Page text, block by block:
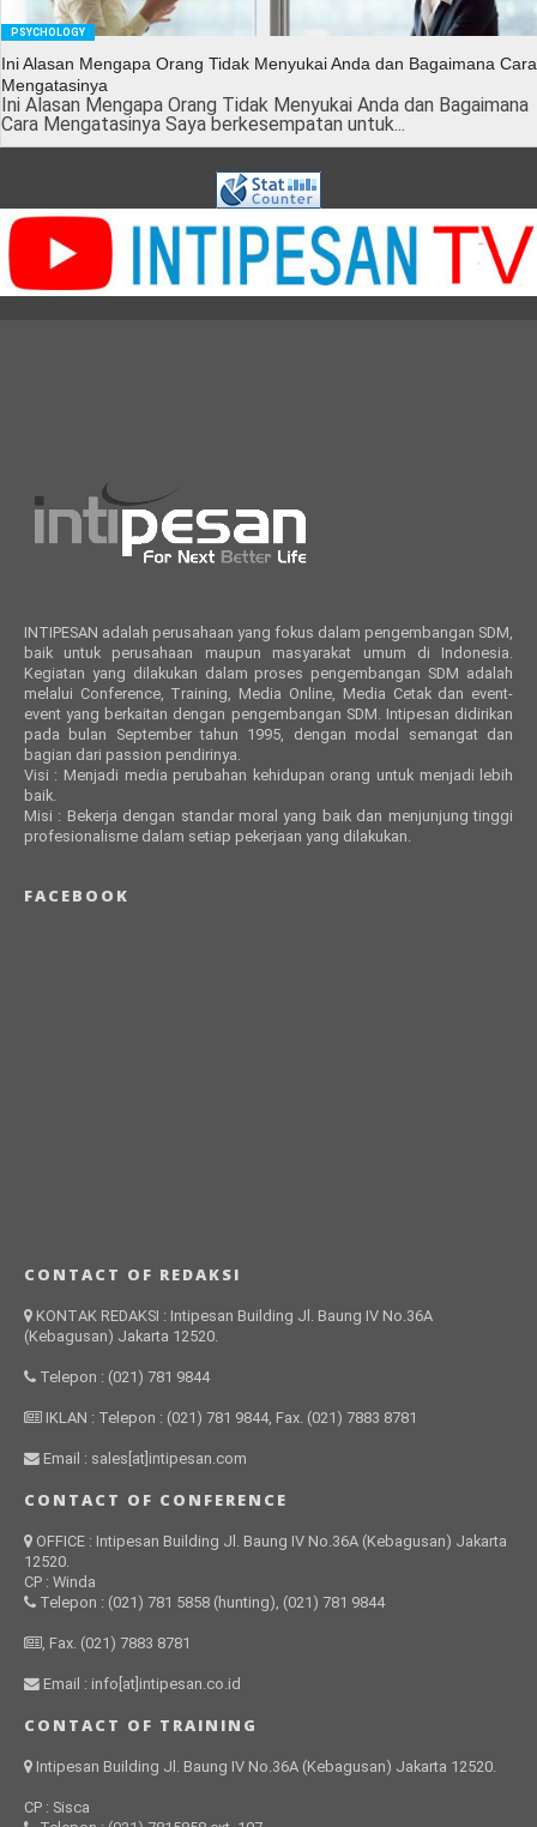
PSYCHOLOGY
Ini Alasan Mengapa Orang Tidak Menyukai Anda dan Bagaimana Cara
Mengatasinya
Ini Alasan Mengapa Orang Tidak Menyukai Anda dan Bagaimana
Cara Mengatasinya Saya berkesempatan untuk...
INTIPESAN adalah perusahaan yang fokus dalam pengembangan SDM,
baik untuk perusahaan maupun masyarakat umum di Indonesia.
Kegiatan yang dilakukan dalam proses pengembangan SDM adalah
melalui Conference, Training, Media Online, Media Cetak dan event-
event yang berkaitan dengan pengembangan SDM. Intipesan didirikan
pada bulan September tahun 1995, dengan modal semangat dan
bagian dari passion pendirinya.
Visi : Menjadi media perubahan kehidupan orang untuk menjadi lebih
baik.
Misi : Bekerja dengan standar moral yang baik dan menjunjung tinggi
profesionalisme dalam setiap pekerjaan yang dilakukan.
FACEBOOK
CONTACT OF REDAKSI
KONTAK REDAKSI : Intipesan Building Jl. Baung IV No.36A
(Kebagusan) Jakarta 12520.
Telepon : (021) 781 9844
IKLAN : Telepon : (021) 781 9844, Fax. (021) 7883 8781
Email : sales[at]intipesan.com
CONTACT OF CONFERENCE
OFFICE : Intipesan Building Jl. Baung IV No.36A (Kebagusan) Jakarta
12520.
CP : Winda
Telepon : (021) 781 5858 (hunting), (021) 781 9844
, Fax. (021) 7883 8781
Email : info[at]intipesan.co.id
CONTACT OF TRAINING
Intipesan Building Jl. Baung IV No.36A (Kebagusan) Jakarta 12520.
CP : Sisca